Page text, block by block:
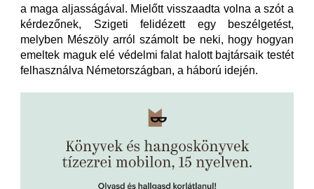
a maga aljasságával. Mielőtt visszaadta volna a szót a
kérdezőnek, Szigeti felidézett egy beszélgetést,
melyben Mészöly arról számolt be neki, hogy hogyan
emeltek maguk elé védelmi falat halott bajtársaik testét
felhasználva Németországban, a háború idején.